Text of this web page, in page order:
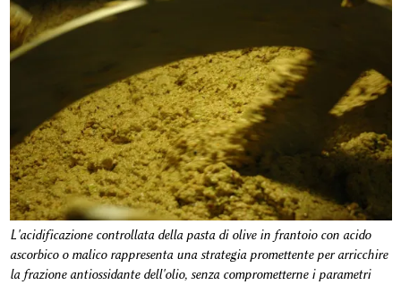
L'acidificazione controllata della pasta di olive in frantoio con acido
ascorbico o malico rappresenta una strategia promettente per arricchire
la frazione antiossidante dell'olio, senza comprometterne i parametri